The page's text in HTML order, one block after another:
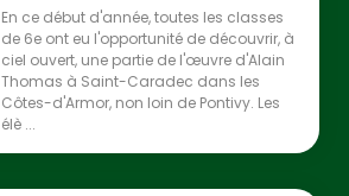
En ce début d'année, toutes les classes
de 6e ont eu l'opportunité de découvrir, à
ciel ouvert, une partie de l'œuvre d'Alain
Thomas à Saint-Caradec dans les
Côtes-d'Armor, non loin de Pontivy. Les
élè ...